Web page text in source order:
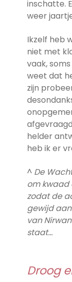
inschatte.
weer
Ikzelf heb
niet met
vaak,
weet dat
zijn
helder
heb ik er
^ De
om kwaad
zodat de
gewijd
van
staat…
Droog